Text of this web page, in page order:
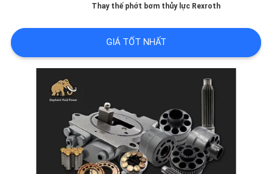
LIÊN
HỆ
CHÚNG
Thay thế phớt bơm thủy lực Rexroth
GIÁ TỐT NHẤT